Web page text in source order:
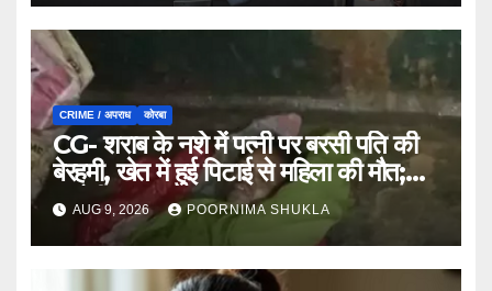
CRIME / अपराध कोरबा
CG- शराब के नशे में पत्नी पर बरसी पति की
बेरहमी, खेत में हुई पिटाई से महिला की मौत;
आरोपी फरार…
AUG 9, 2026 POORNIMA SHUKLA